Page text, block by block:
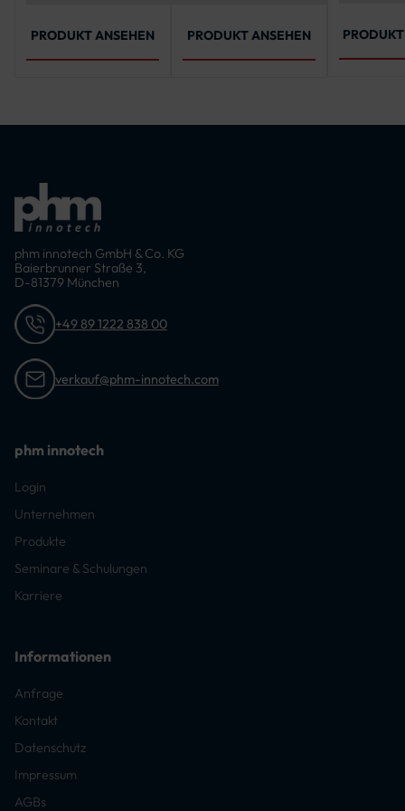
und Langlebigkeit
PRODUKT ANSEHEN
Unterlegscheiben, 8
Unterlegscheiben, 8
PRODUKT ANSEHEN
4032
phm innotech GmbH & Co. KG
Baierbrunner Straße 3,
D-81379 München
+49 89 1222 838 00
verkauf@phm-innotech.com
phm innotech
Login
Unternehmen
Produkte
Seminare & Schulungen
Karriere
Informationen
Anfrage
Kontakt
Datenschutz
Impressum
AGBs